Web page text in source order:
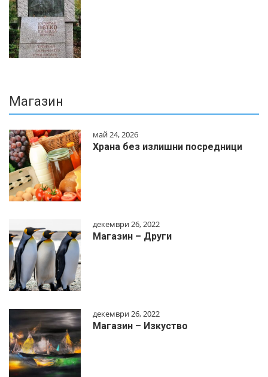
Магазин
май 24, 2026
Храна без излишни посредници
декември 26, 2022
Магазин – Други
декември 26, 2022
Магазин – Изкуство